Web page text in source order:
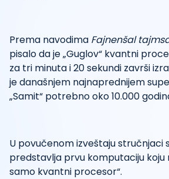
Prema navodima Fajnenšal
pisalo da je „Guglov“ kvantni
za tri minuta i 20 sekundi završi
je današnjem najnaprednijem
„Samit“ potrebno oko 10.000
U povučenom izveštaju stručnjaci
predstavlja prvu komputaciju koju
samo kvantni procesor“.